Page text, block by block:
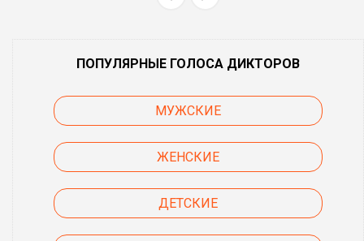
ПОПУЛЯРНЫЕ ГОЛОСА ДИКТОРОВ
МУЖСКИЕ
ЖЕНСКИЕ
ДЕТСКИЕ